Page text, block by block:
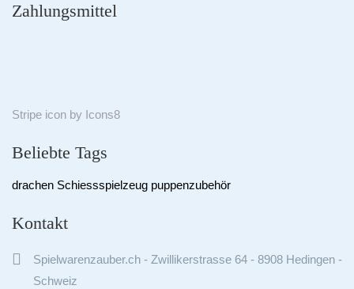
Zahlungsmittel
Stripe icon by Icons8
Beliebte Tags
drachen Schiessspielzeug puppenzubehör
Kontakt

Spielwarenzauber.ch - Zwillikerstrasse 64 - 8908 Hedingen -
Schweiz